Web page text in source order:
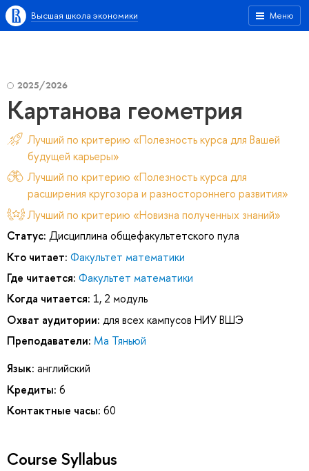
Меню
Высшая школа экономики
2025/2026
Картанова геометрия
Лучший по критерию «Полезность курса для Вашей
будущей карьеры»
Лучший по критерию «Полезность курса для
расширения кругозора и разностороннего развития»
Лучший по критерию «Новизна полученных знаний»
Статус: Дисциплина общефакультетского пула
Кто читает: Факультет математики
Где читается: Факультет математики
Когда читается: 1, 2 модуль
Охват аудитории: для всех кампусов НИУ ВШЭ
Преподаватели: Ма Тяньюй
Язык: английский
Кредиты: 6
Контактные часы: 60
Course Syllabus